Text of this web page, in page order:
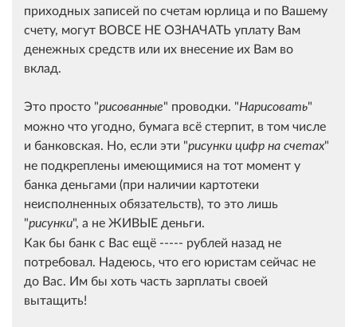
приходных записей по счетам юрлица и по Вашему
счету, могут ВОВСЕ НЕ ОЗНАЧАТЬ уплату Вам
денежных средств или их внесение их Вам во
вклад.
Это просто "рисованные" проводки. "Нарисовать"
можно что угодно, бумага всё стерпит, в том числе
и банковская. Но, если эти "рисунки цифр на счетах"
не подкреплены имеющимися на тот момент у
банка деньгами (при наличии картотеки
неисполненных обязательств), то это лишь
"рисунки", а не ЖИВЫЕ деньги.
Как бы банк с Вас ещё ----- рублей назад не
потребовал. Надеюсь, что его юристам сейчас не
до Вас. Им бы хоть часть зарплаты своей
вытащить!